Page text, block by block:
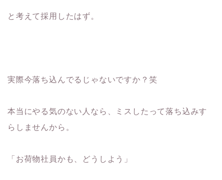
と考えて採用したはず。
実際今落ち込んでるじゃないですか？笑
本当にやる気のない人なら、ミスしたって落ち込みす
らしませんから。
「お荷物社員かも、どうしよう」